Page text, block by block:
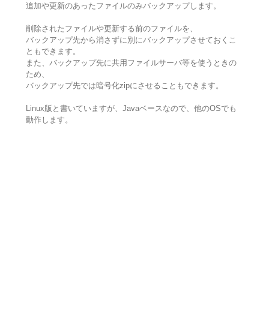
追加や更新のあったファイルのみバックアップします。
削除されたファイルや更新する前のファイルを、
バックアップ先から消さずに別にバックアップさせておくこ
ともできます。
また、バックアップ先に共用ファイルサーバ等を使うときの
ため、
バックアップ先では暗号化zipにさせることもできます。
Linux版と書いていますが、Javaベースなので、他のOSでも
動作します。